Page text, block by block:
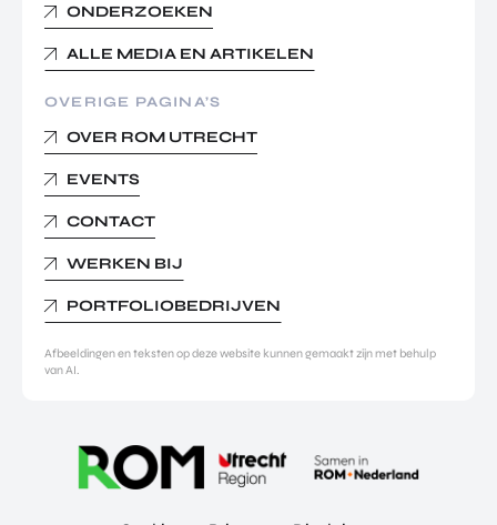
ONDERZOEKEN
ALLE MEDIA EN ARTIKELEN
OVERIGE PAGINA’S
OVER ROM UTRECHT
EVENTS
CONTACT
WERKEN BIJ
PORTFOLIOBEDRIJVEN
Afbeeldingen en teksten op deze website kunnen gemaakt zijn met behulp
van AI.